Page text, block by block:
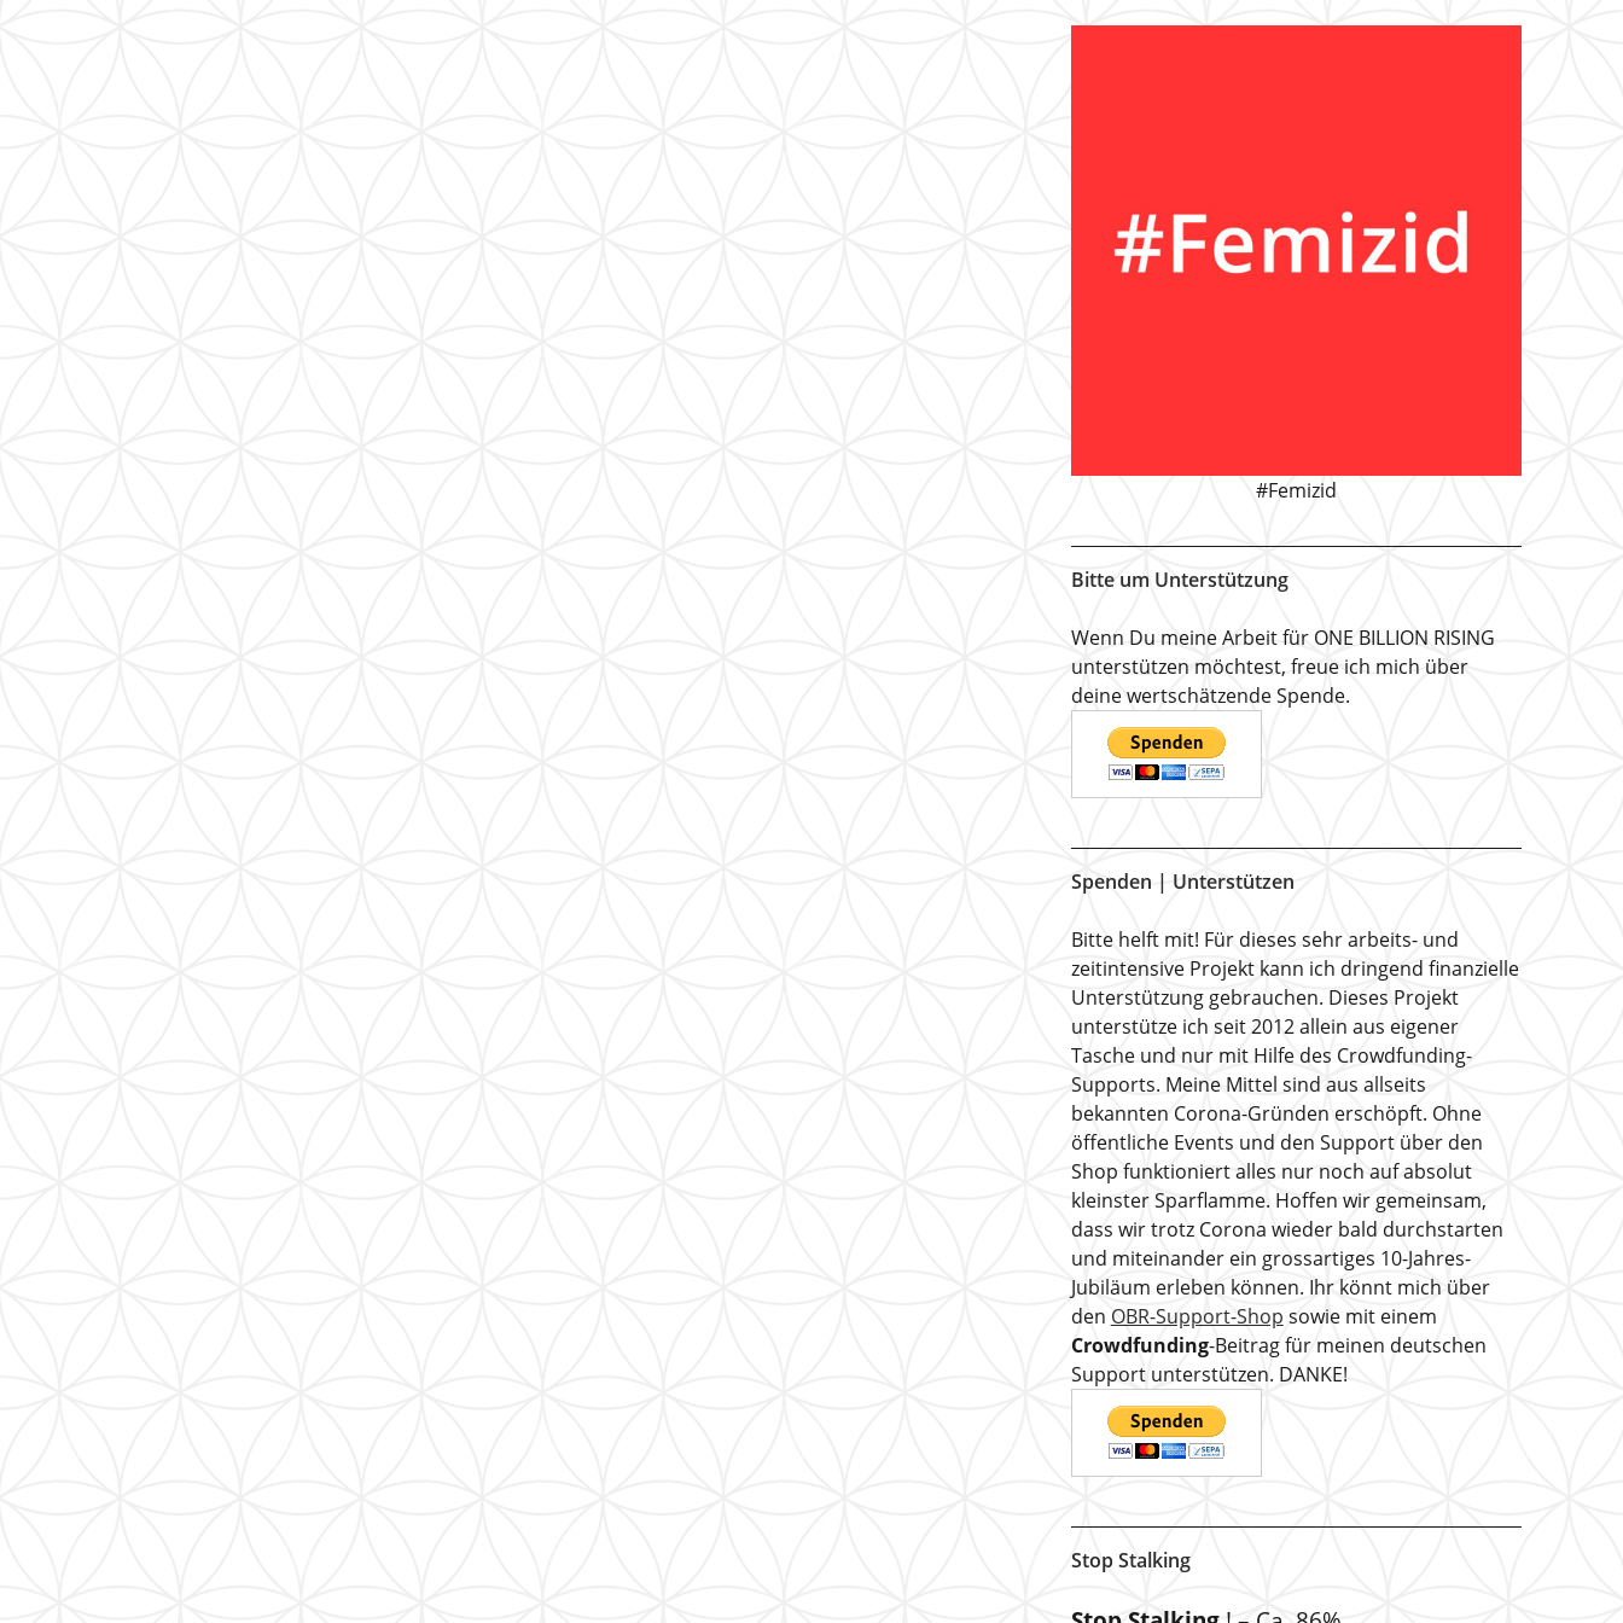
#Femizid
Bitte um Unterstützung
Wenn Du meine Arbeit für ONE BILLION RISING
unterstützen möchtest, freue ich mich über
deine wertschätzende Spende.
Spenden | Unterstützen
Bitte helft mit! Für dieses sehr arbeits- und
zeitintensive Projekt kann ich dringend finanzielle
Unterstützung gebrauchen. Dieses Projekt
unterstütze ich seit 2012 allein aus eigener
Tasche und nur mit Hilfe des Crowdfunding-
Supports. Meine Mittel sind aus allseits
bekannten Corona-Gründen erschöpft. Ohne
öffentliche Events und den Support über den
Shop funktioniert alles nur noch auf absolut
kleinster Sparflamme. Hoffen wir gemeinsam,
dass wir trotz Corona wieder bald durchstarten
und miteinander ein grossartiges 10-Jahres-
Jubiläum erleben können. Ihr könnt mich über
den OBR-Support-Shop sowie mit einem
Crowdfunding-Beitrag für meinen deutschen
Support unterstützen. DANKE!
Stop Stalking